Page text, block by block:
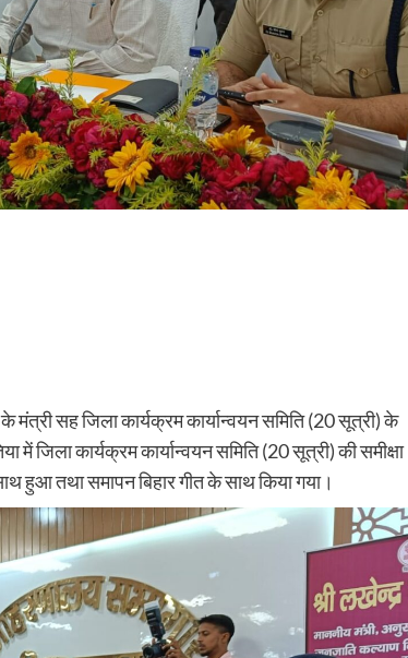
सह जिला कार्यक्रम कार्यान्वयन समिति (20 सूत्री) के
जिला कार्यक्रम कार्यान्वयन समिति (20 सूत्री) की समीक्षा
हुआ तथा समापन बिहार गीत के साथ किया गया।